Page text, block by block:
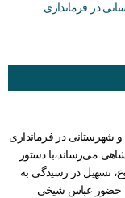
در فرمانداری
شهرستانی در فرمانداری
می‌رساند،با دستور
تسهیل در رسیدگی به
حضور عباس شیخی